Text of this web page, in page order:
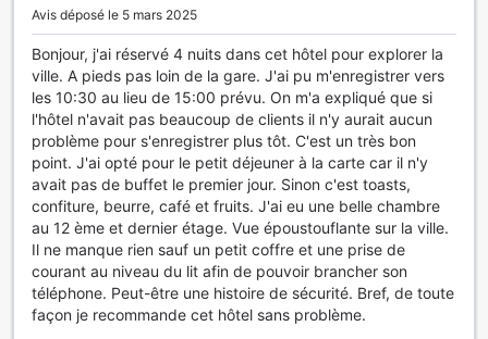
Facilités de Transport au V.L. Hatyai Hotel
Le V.L. Hatyai Hotel se distingue par ses excellentes
facilités de transport, conçues pour offrir à ses clients un
séjour sans souci dans la vibrante ville de Hat Yai. Pour
ceux arrivant par avion, l'hôtel propose un service de
transfert aéroport pratique, garantissant une arrivée et un
départ en toute sérénité. Vous serez accueilli avec chaleur
et professionnalisme, vous permettant de commencer votre
séjour en toute tranquillité.
De plus, le V.L. Hatyai Hotel dispose d'un parking gratuit,
ce qui est un atout majeur pour les voyageurs souhaitant
explorer la région en voiture. Que vous souhaitiez découvrir
les merveilles de Hat Yai ou simplement profiter de la liberté
d'un véhicule, vous trouverez un espace de stationnement
Avis déposé le 5 mars 2025
Bonjour, j'ai réservé 4 nuits dans cet hôtel pour explorer la
ville. A pieds pas loin de la gare. J'ai pu m'enregistrer vers
les 10:30 au lieu de 15:00 prévu. On m'a expliqué que si
l'hôtel n'avait pas beaucoup de clients il n'y aurait aucun
problème pour s'enregistrer plus tôt. C'est un très bon
point. J'ai opté pour le petit déjeuner à la carte car il n'y
avait pas de buffet le premier jour. Sinon c'est toasts,
confiture, beurre, café et fruits. J'ai eu une belle chambre
au 12 ème et dernier étage. Vue époustouflante sur la ville.
Il ne manque rien sauf un petit coffre et une prise de
courant au niveau du lit afin de pouvoir brancher son
téléphone. Peut-être une histoire de sécurité. Bref, de toute
façon je recommande cet hôtel sans problème.